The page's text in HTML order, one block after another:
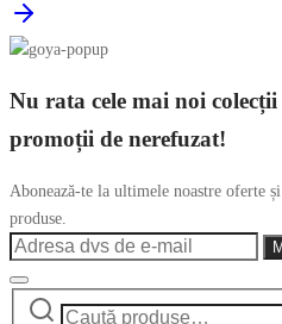
Nu rata cele mai noi colecții
promoții de nerefuzat!
Abonează-te la ultimele noastre oferte
produse.
Caută